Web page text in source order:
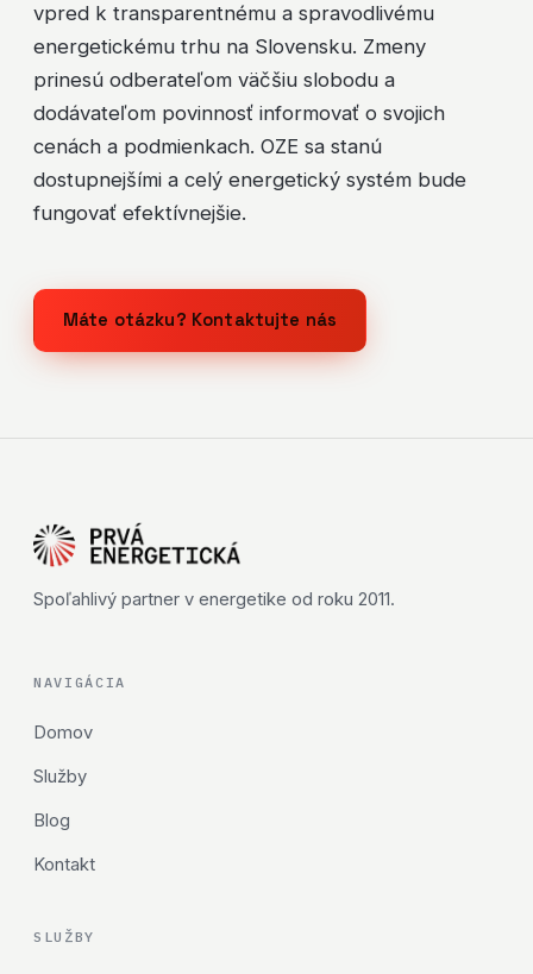
vpred k transparentnému a spravodlivému
energetickému trhu na Slovensku. Zmeny
prinesú odberateľom väčšiu slobodu a
dodávateľom povinnosť informovať o svojich
cenách a podmienkach. OZE sa stanú
dostupnejšími a celý energetický systém bude
fungovať efektívnejšie.
Máte otázku? Kontaktujte nás
Spoľahlivý partner v energetike od roku 2011.
NAVIGÁCIA
Domov
Služby
Blog
Kontakt
SLUŽBY